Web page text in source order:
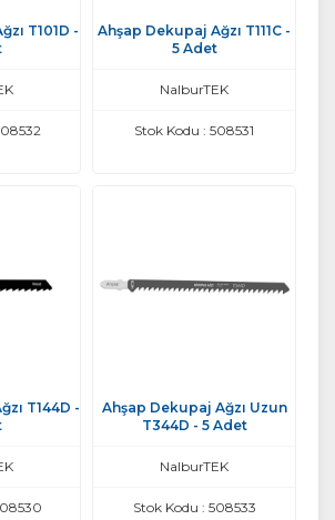
T101D -
Ahşap Dekupaj Ağzı T111C -
5 Adet
NalburTEK
Stok Kodu : 508531
T144D -
Ahşap Dekupaj Ağzı Uzun
T344D - 5 Adet
NalburTEK
Stok Kodu : 508533